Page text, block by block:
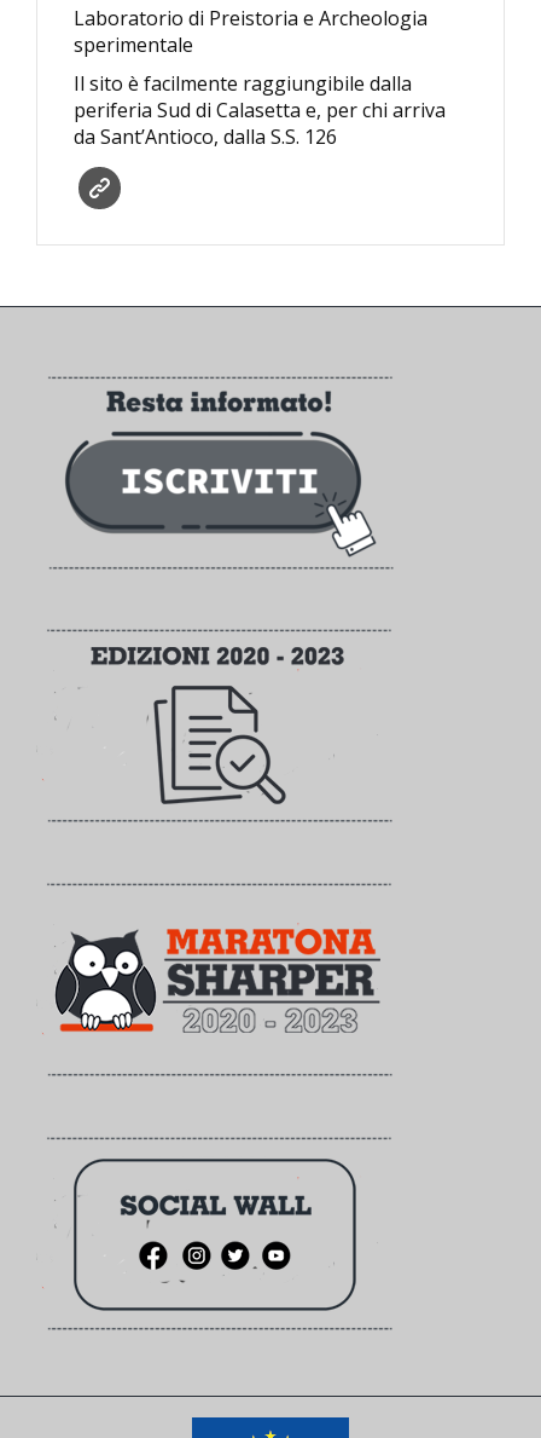
Laboratorio di Preistoria e Archeologia
sperimentale
Il sito è facilmente raggiungibile dalla
periferia Sud di Calasetta e, per chi arriva
da Sant’Antioco, dalla S.S. 126